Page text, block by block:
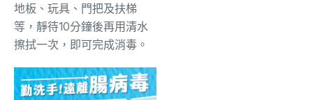
地板、玩具、門把及扶梯
等，靜待10分鐘後再用清水
擦拭一次，即可完成消毒。